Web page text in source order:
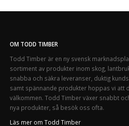
OM TODD TIMBER
Todd Timber är en ny svensk
sortiment av produkter inom skog,
snabba och säkra leveranser, duktig
samt spännande produkter hoppas vi att
välkommen. Todd Timber växer snabbt
nya produkter, så besök oss ofta.
Läs mer om Todd Timber